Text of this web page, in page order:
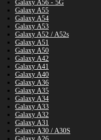
Galaxy A56 - 5G
Galaxy A55
Galaxy A54
Galaxy A53
Galaxy A52 / A52s
Galaxy A51
Galaxy A50
Galaxy A42
Galaxy A41
Galaxy A40
Galaxy A36
Galaxy A35
Galaxy A34
Galaxy A33
Galaxy A32
Galaxy A31
Galaxy A30 / A30S